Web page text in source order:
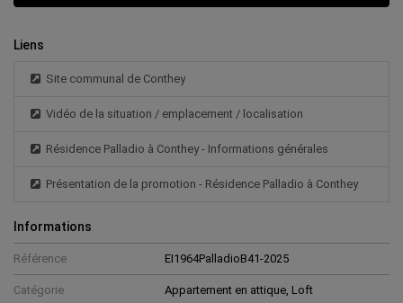
Liens
Site communal de Conthey
Vidéo de la situation / emplacement / localisation
Résidence Palladio à Conthey - Informations générales
Présentation de la promotion - Résidence Palladio à Conthey
Informations
Référence EI1964PalladioB41-2025
Catégorie Appartement en attique, Loft